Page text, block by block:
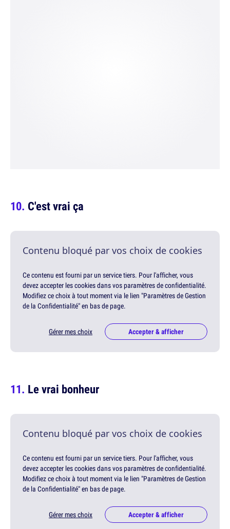
C'est vrai ça
Contenu bloqué par vos choix de cookies
Ce contenu est fourni par un service tiers. Pour l'afficher, vous
devez accepter les cookies dans vos paramètres de confidentialité.
Modifiez ce choix à tout moment via le lien "Paramètres de Gestion
de la Confidentialité" en bas de page.
Gérer mes choix Accepter & afficher
Le vrai bonheur
Contenu bloqué par vos choix de cookies
Ce contenu est fourni par un service tiers. Pour l'afficher, vous
devez accepter les cookies dans vos paramètres de confidentialité.
Modifiez ce choix à tout moment via le lien "Paramètres de Gestion
de la Confidentialité" en bas de page.
Gérer mes choix Accepter & afficher